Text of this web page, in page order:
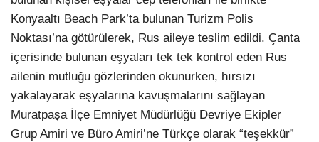
Konyaaltı Beach Park’ta bulunan Turizm Polis
Noktası’na götürülerek, Rus aileye teslim edildi. Çanta
içerisinde bulunan eşyaları tek tek kontrol eden Rus
ailenin mutluğu gözlerinden okunurken, hırsızı
yakalayarak eşyalarına kavuşmalarını sağlayan
Muratpaşa İlçe Emniyet Müdürlüğü Devriye Ekipler
Grup Amiri ve Büro Amiri’ne Türkçe olarak “teşekkür”